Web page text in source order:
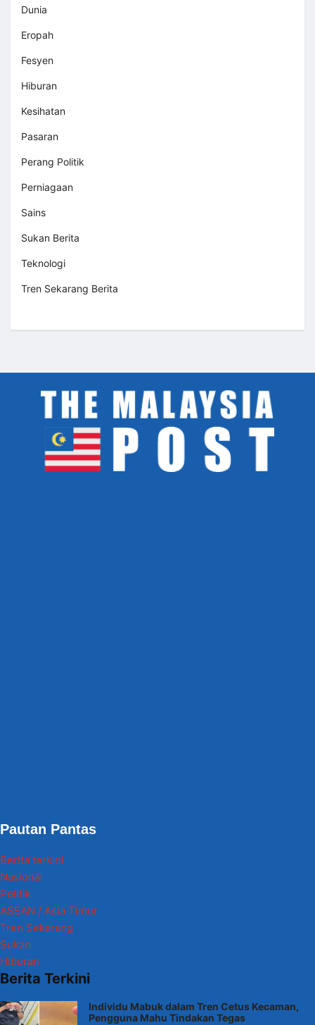
Dunia
Eropah
Fesyen
Hiburan
Kesihatan
Pasaran
Perang Politik
Perniagaan
Sains
Sukan Berita
Teknologi
Tren Sekarang Berita
Pautan Pantas
Berita terkini
Nasional
Politik
ASEAN / Asia Timur
Tren Sekarang
Sukan
Hiburan
Berita Terkini
Individu Mabuk dalam Tren Cetus Kecaman,
Pengguna Mahu Tindakan Tegas